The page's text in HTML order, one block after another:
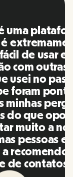
em
e
nossa
e
para